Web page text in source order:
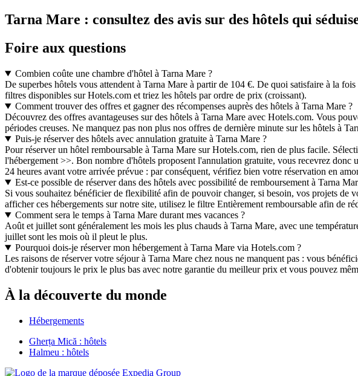
Tarna Mare : consultez des avis sur des hôtels qui
Foire aux questions
Combien coûte une chambre d'hôtel à Tarna Mare ?
De superbes hôtels vous attendent à Tarna Mare à partir de 104 €. De quoi satisfaire à la
filtres disponibles sur Hotels.com et triez les hôtels par ordre de prix (croissant).
Comment trouver des offres et gagner des récompenses auprès des hôtels à Tarna Mare ?
Découvrez des offres avantageuses sur des hôtels à Tarna Mare avec Hotels.com. Vous
périodes creuses. Ne manquez pas non plus nos offres de dernière minute sur les hôtels à
Puis-je réserver des hôtels avec annulation gratuite à Tarna Mare ?
Pour réserver un hôtel remboursable à Tarna Mare sur Hotels.com, rien de plus facile.
l'hébergement >>. Bon nombre d'hôtels proposent l'annulation gratuite, vous recevrez donc
24 heures avant votre arrivée prévue : par conséquent, vérifiez bien votre réservation en
Est-ce possible de réserver dans des hôtels avec possibilité de remboursement à Tarna
Si vous souhaitez bénéficier de flexibilité afin de pouvoir changer, si besoin, vos projets de
afficher ces hébergements sur notre site, utilisez le filtre Entièrement remboursable afin de
Comment sera le temps à Tarna Mare durant mes vacances ?
Août et juillet sont généralement les mois les plus chauds à Tarna Mare, avec une
juillet sont les mois où il pleut le plus.
Pourquoi dois-je réserver mon hébergement à Tarna Mare via Hotels.com ?
Les raisons de réserver votre séjour à Tarna Mare chez nous ne manquent pas : vous
d'obtenir toujours le prix le plus bas avec notre garantie du meilleur prix et vous pouvez
À la découverte du monde
Hébergements
Gherța Mică : hôtels
Halmeu : hôtels